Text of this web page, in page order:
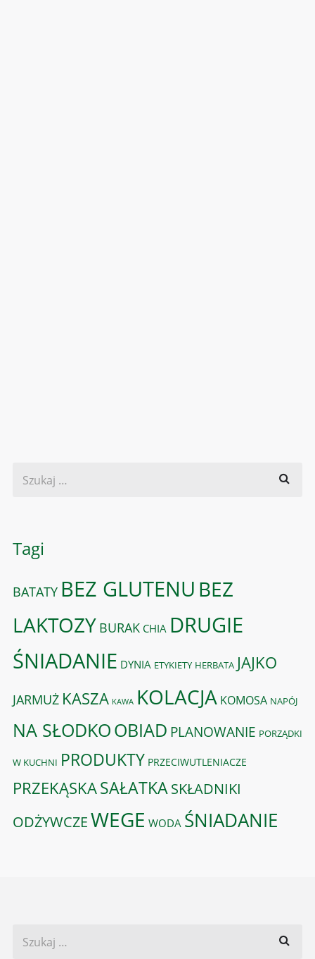
Tagi
BATATY BEZ GLUTENU BEZ
LAKTOZY BURAK CHIA DRUGIE
ŚNIADANIE DYNIA ETYKIETY HERBATA JAJKO
JARMUŻ KASZA KAWA KOLACJA KOMOSA NAPÓJ
NA SŁODKOOBIAD PLANOWANIE PORZĄDKI
W KUCHNI PRODUKTY PRZECIWUTLENIACZE
PRZEKĄSKASAŁATKASKŁADNIKI
ODŻYWCZEWEGE WODA ŚNIADANIE